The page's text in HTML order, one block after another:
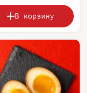
В корзину